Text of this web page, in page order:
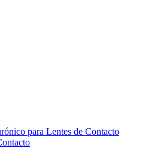
para Lentes de Contacto